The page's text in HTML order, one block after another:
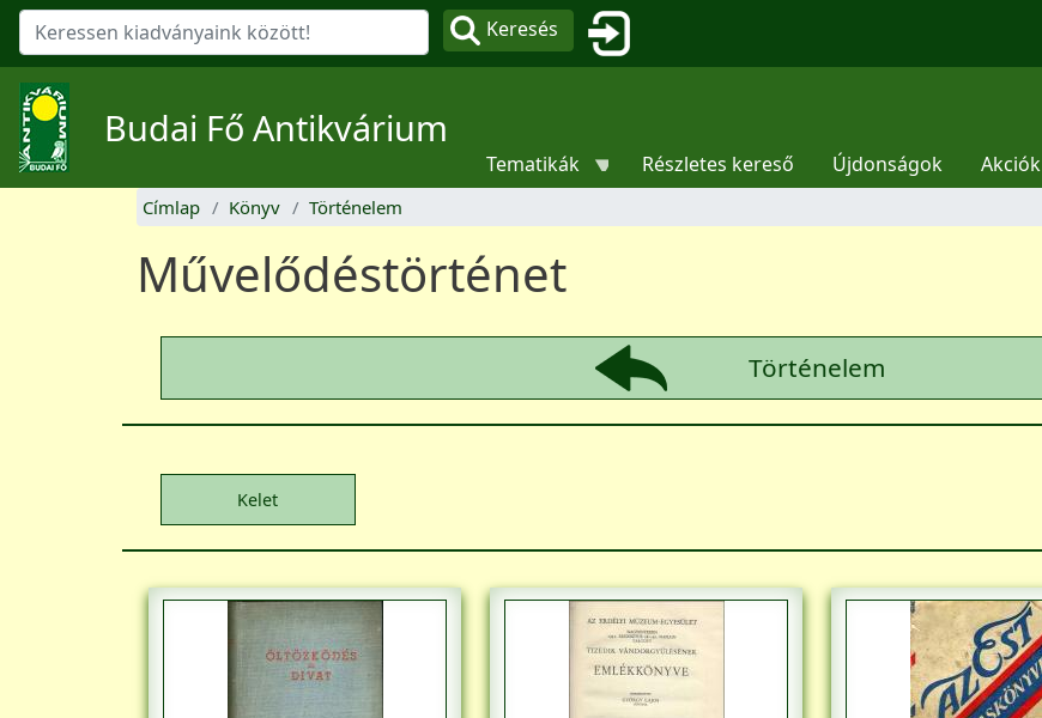
Keresés Felhasználói fiók menüje
Budai Fő Antikvárium
Tematikák
Részletes kereső Újdonságok Akciók
Címlap Könyv Történelem
Művelődéstörténet
Történelem
Kelet